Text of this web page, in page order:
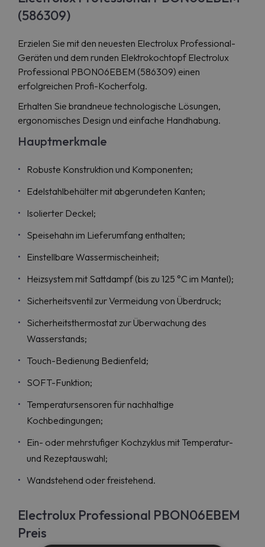
(586309)
Erzielen Sie mit den neuesten Electrolux Professional-
Geräten und dem runden Elektrokochtopf Electrolux
Professional PBON06EBEM (586309) einen
erfolgreichen Profi-Kocherfolg.
Erhalten Sie brandneue technologische Lösungen,
ergonomisches Design und einfache Handhabung.
Hauptmerkmale
Robuste Konstruktion und Komponenten;
Edelstahlbehälter mit abgerundeten Kanten;
Isolierter Deckel;
Speisehahn im Lieferumfang enthalten;
Einstellbare Wassermischeinheit;
Heizsystem mit Sattdampf (bis zu 125 °C im Mantel);
Sicherheitsventil zur Vermeidung von Überdruck;
Sicherheitsthermostat zur Überwachung des
Wasserstands;
Touch-Bedienung Bedienfeld;
SOFT-Funktion;
Temperatursensoren für nachhaltige
Kochbedingungen;
Ein- oder mehrstufiger Kochzyklus mit Temperatur-
und Rezeptauswahl;
Wandstehend oder freistehend.
Electrolux Professional PBON06EBEM
Preis